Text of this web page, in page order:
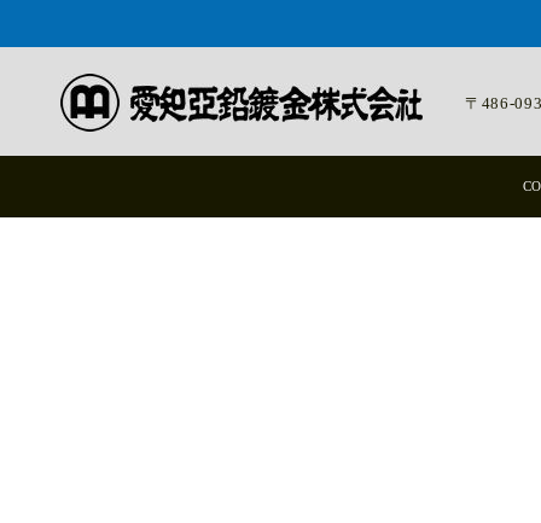
〒486-